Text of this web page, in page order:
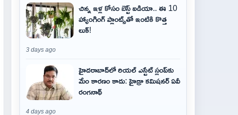
చిన్న ఇళ్ల కోసం బెస్ట్ ఐడియా.. ఈ 10
హ్యాంగింగ్ ప్లాంట్స్‌తో ఇంటికి కొత్త
లుక్!
3 days ago
హైదరాబాద్‌లో రియల్ ఎస్టేట్ స్లంప్‌కు
మేం కారణం కాదు: హైడ్రా కమిషనర్ ఏవీ
రంగనాథ్
4 days ago